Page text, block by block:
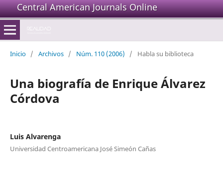
Central American Journals Online
Inicio / Archivos / Núm. 110 (2006) / Habla su biblioteca
Una biografía de Enrique Álvarez
Córdova
Luis Alvarenga
Universidad Centroamericana José Simeón Cañas